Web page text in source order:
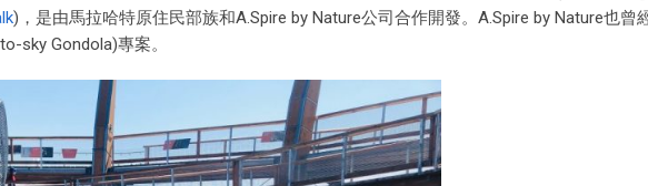
)，是由馬拉哈特原住民部族和A.Spire by Nature公司合作開發。A.Spire by Nature也曾
sky Gondola)專案。